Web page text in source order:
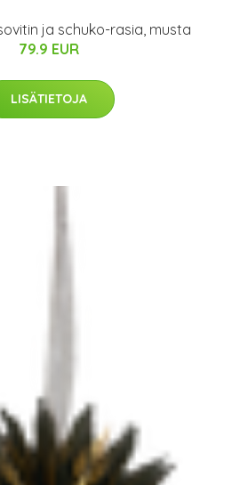
ja schuko-rasia, musta
79.9 EUR
LISÄTIETOJA